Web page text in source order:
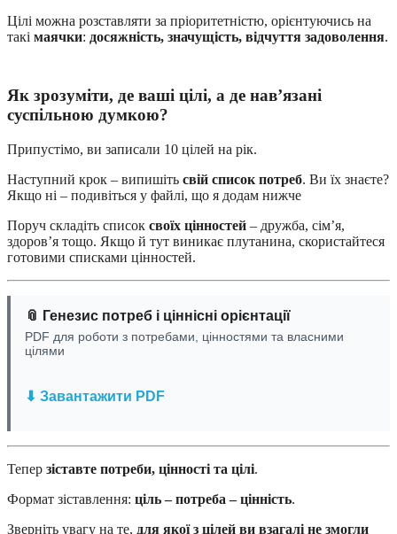
Цілі можна розставляти за пріоритетністю, орієнтуючись на
такі маячки: досяжність, значущість, відчуття задоволення.
Як зрозуміти, де ваші цілі, а де нав’язані
суспільною думкою?
Припустімо, ви записали 10 цілей на рік.
Наступний крок – випишіть свій список потреб. Ви їх знаєте?
Якщо ні – подивіться у файлі, що я додам нижче
Поруч складіть список своїх цінностей – дружба, сім’я,
здоров’я тощо. Якщо й тут виникає плутанина, скористайтеся
готовими списками цінностей.
📎 Генезис потреб і ціннісні орієнтації
PDF для роботи з потребами, цінностями та власними
цілями
⬇ Завантажити PDF
Тепер зіставте потреби, цінності та цілі.
Формат зіставлення: ціль – потреба – цінність.
Зверніть увагу на те, для якої з цілей ви взагалі не змогли